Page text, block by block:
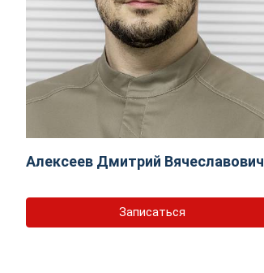
Алексеев Дмитрий Вячеславович
Записаться